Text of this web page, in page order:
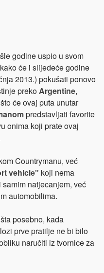
godine uspio u svom
će i slijedeće godine
2013.) pokušati ponovo
prekoArgentine,
će ovaj puta unutar
predstavljati favorite
onima koji prate ovaj
Countrymanu, već
vehicle" koji nema
natjecanjem, već
automobilima.
posebno, kada
prve pratilje ne bi bilo
naručiti iz tvornice za